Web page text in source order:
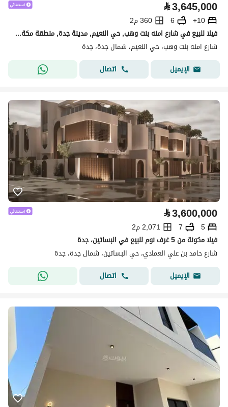
⃁3,645,000
10+
6
360 م2
فيلا للبيع في شارع امنه بنت وهب, حي النعيم, مدينة جدة, منطقة مكة المكرمة
شارع امنه بنت وهب، حي النعيم، شمال جدة، جدة
الإيميل
اتصال
⃁3,600,000
5
7
2,071 م2
فيلا مكونة من 5 غرف نوم للبيع في البساتين، جدة
شارع حامد بن علي العمادي، حي البساتين، شمال جدة، جدة
الإيميل
اتصال